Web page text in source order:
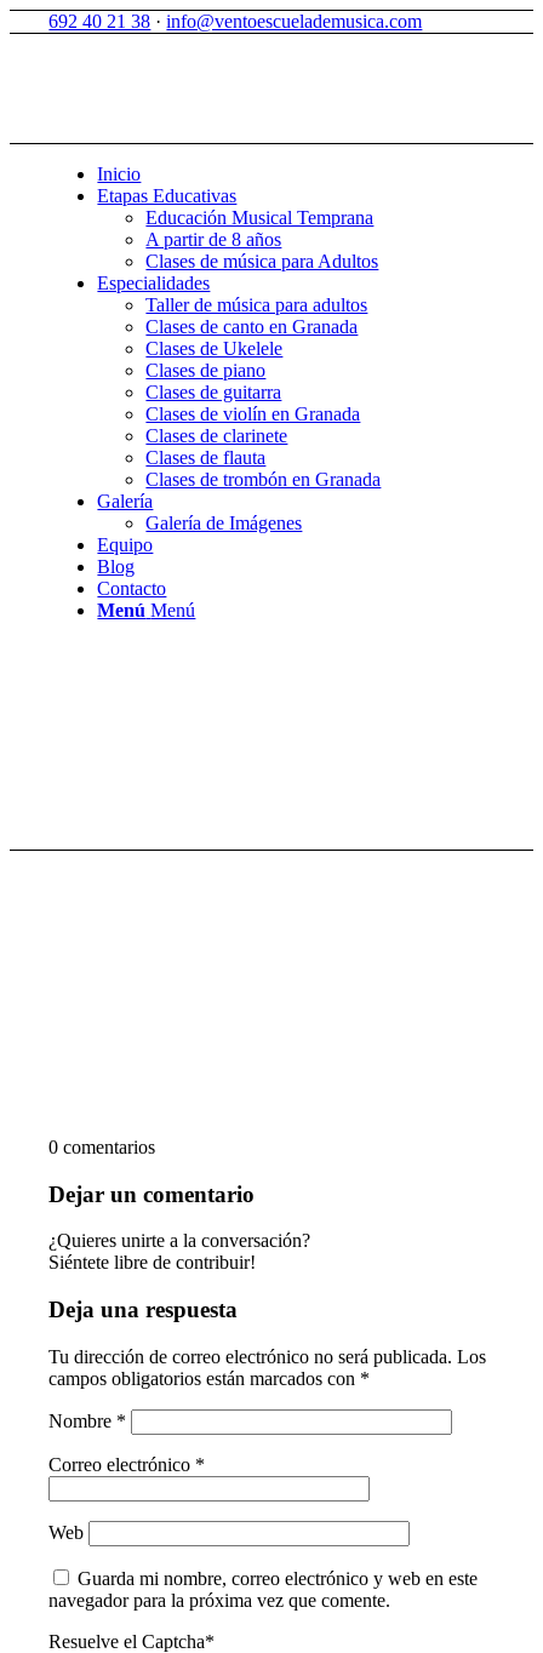
692 40 21 38 ·info@ventoescuelademusica.com
Inicio
Etapas Educativas
Educación Musical Temprana
A partir de 8 años
Clases de música para Adultos
Especialidades
Taller de música para adultos
Clases de canto en Granada
Clases de Ukelele
Clases de piano
Clases de guitarra
Clases de violín en Granada
Clases de clarinete
Clases de flauta
Clases de trombón en Granada
Galería
Galería de Imágenes
Equipo
Blog
Contacto
Menú Menú
0 comentarios
Dejar un comentario
¿Quieres unirte a la conversación?
Siéntete libre de contribuir!
Deja una respuesta
Tu dirección de correo electrónico no será publicada. Los
campos obligatorios están marcados con *
Nombre *
Correo electrónico *
Web
Guarda mi nombre, correo electrónico y web en este
navegador para la próxima vez que comente.
Resuelve el Captcha*